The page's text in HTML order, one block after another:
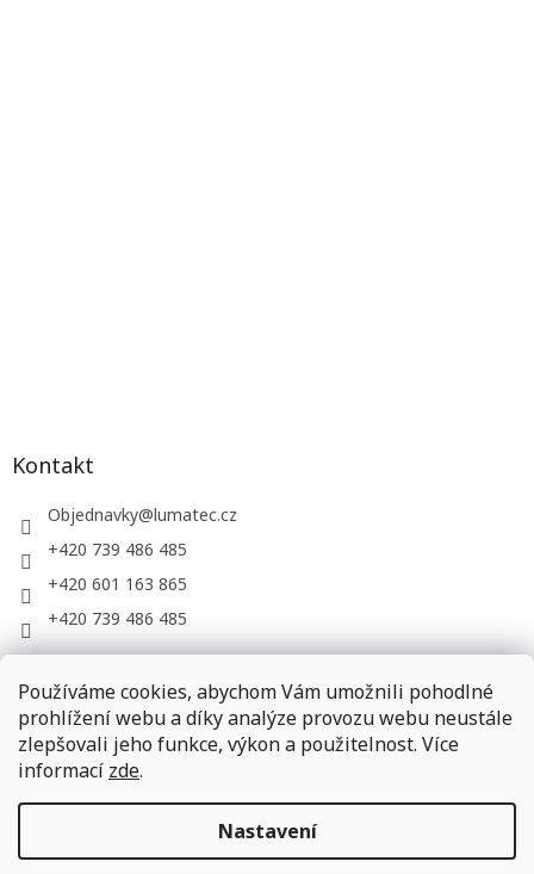
Používáme cookies, abychom Vám umožnili pohodlné
prohlížení webu a díky analýze provozu webu neustále
zlepšovali jeho funkce, výkon a použitelnost. Více
informací zde.
Nastavení
Kontakt
Objednavky@lumatec.cz
+420 739 486 485
+420 601 163 865
+420 739 486 485
LUMATEC, s.r.o. - web společnosti
Vytvořil Shoptet